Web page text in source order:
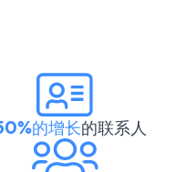
的增长的联系人